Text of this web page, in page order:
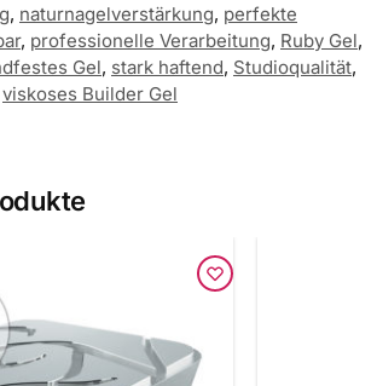
, naturnagelverstärkung, perfekte
, professionelle Verarbeitung, Ruby Gel,
Gel, stark haftend, Studioqualität,
viskoses Builder Gel